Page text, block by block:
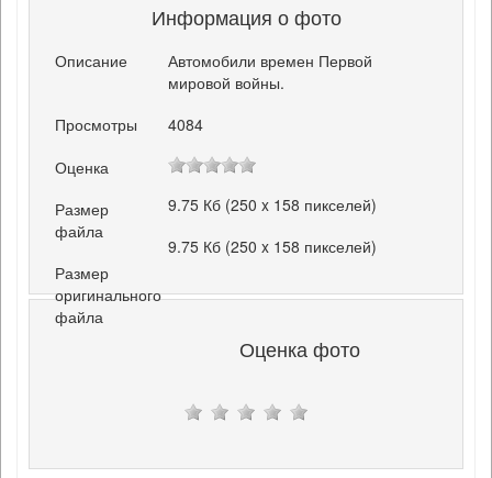
Информация о фото
Описание
Автомобили времен Первой
мировой войны.
Просмотры
4084
Оценка
Размер
файла
9.75 Кб (250 x 158 пикселей)
Размер
оригинального
файла
9.75 Кб (250 x 158 пикселей)
Оценка фото